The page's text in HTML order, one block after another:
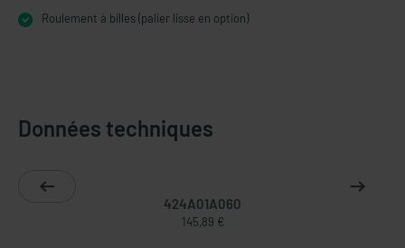
Roulement à billes (palier lisse en option)
Données techniques
424A01A060
145,89 €